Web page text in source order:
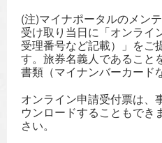
(注)マイナポータルのメン
受け取り当日に「オンライ
受理番号など記載）」をご
す。旅券名義人であること
書類（マイナンバーカード
オンライン申請受付票は、
ウンロードすることもでき
さい。